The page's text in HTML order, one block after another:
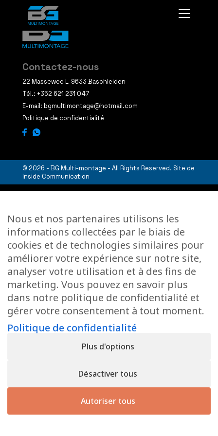
Contactez-nous
22 Massewee L-9633 Baschleiden
Tél.: +352 621 231 047
E-mail:bgmultimontage@hotmail.com
Politique de confidentialité
© 2026 - BG Multi-montage - All Rights Reserved. Site de
Inside Communication
Nous et nos partenaires utilisons les
informations collectées par le biais de
cookies et de technologies similaires pour
améliorer votre expérience sur notre site,
analyser votre utilisation et à des fins de
marketing. Vous pouvez en savoir plus
dans notre politique de confidentialité et
gérer votre consentement à tout moment.
Politique de confidentialité
Plus d'options
Désactiver tous
Autoriser tous